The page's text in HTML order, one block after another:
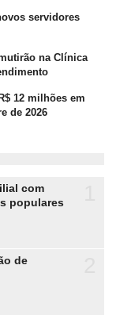
servidores
na Clínica
12 milhões em
de 2026
com
populares
de